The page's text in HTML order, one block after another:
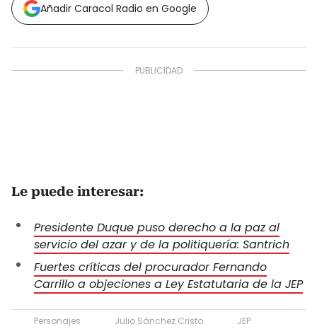
Añadir Caracol Radio en Google
Le puede interesar:
Presidente Duque puso derecho a la paz al
servicio del azar y de la politiquería: Santrich
Fuertes críticas del procurador Fernando
Carrillo a objeciones a Ley Estatutaria de la JEP
Personajes Julio Sánchez Cristo
JEP